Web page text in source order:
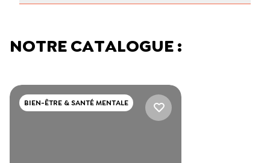
NOTRE CATALOGUE :
BIEN-ÊTRE & SANTÉ MENTALE